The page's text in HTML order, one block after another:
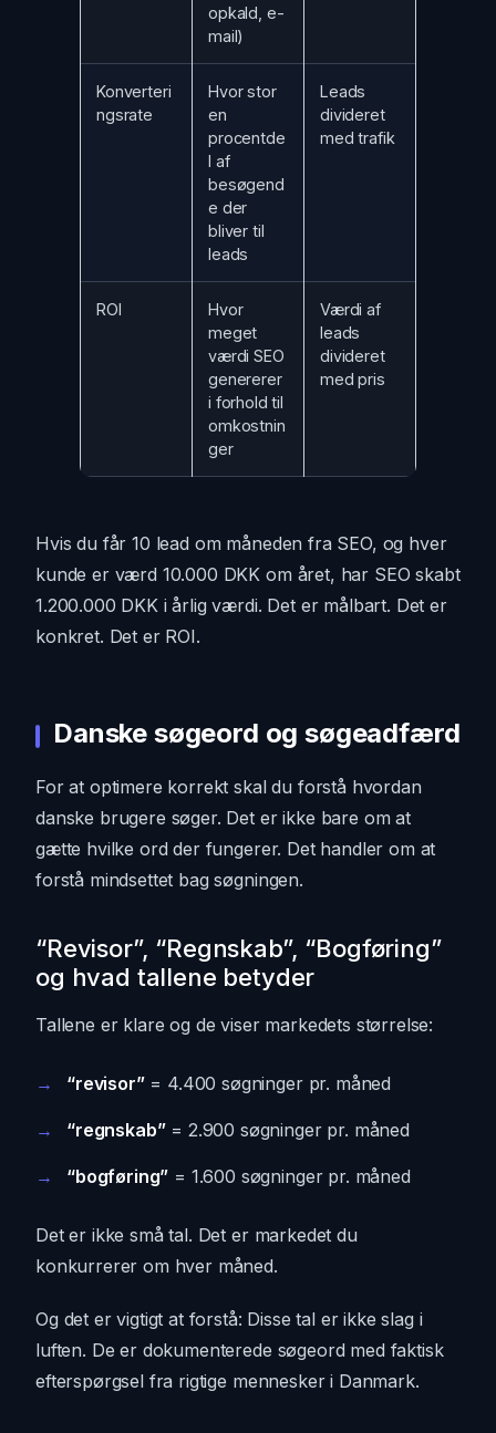
opkald, e-
mail)
Konverteri
ngsrate
Hvor stor
en
procentde
l af
besøgend
e der
bliver til
leads
Leads
divideret
med trafik
ROI
Hvor
meget
værdi SEO
genererer
i forhold til
omkostnin
ger
Værdi af
leads
divideret
med pris
Hvis du får 10 lead om måneden fra SEO, og hver
kunde er værd 10.000 DKK om året, har SEO skabt
1.200.000 DKK i årlig værdi. Det er målbart. Det er
konkret. Det er ROI.
Danske søgeord og søgeadfærd
For at optimere korrekt skal du forstå hvordan
danske brugere søger. Det er ikke bare om at
gætte hvilke ord der fungerer. Det handler om at
forstå mindsettet bag søgningen.
“Revisor”, “Regnskab”, “Bogføring”
og hvad tallene betyder
Tallene er klare og de viser markedets størrelse:
“revisor”= 4.400 søgninger pr. måned
“regnskab”= 2.900 søgninger pr. måned
“bogføring” = 1.600 søgninger pr. måned
Det er ikke små tal. Det er markedet du
konkurrerer om hver måned.
Og det er vigtigt at forstå: Disse tal er ikke slag i
luften. De er dokumenterede søgeord med faktisk
efterspørgsel fra rigtige mennesker i Danmark.